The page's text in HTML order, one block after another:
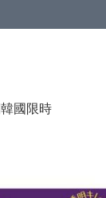
韓國限時